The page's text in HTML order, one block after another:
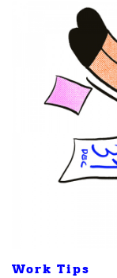
Work Tips